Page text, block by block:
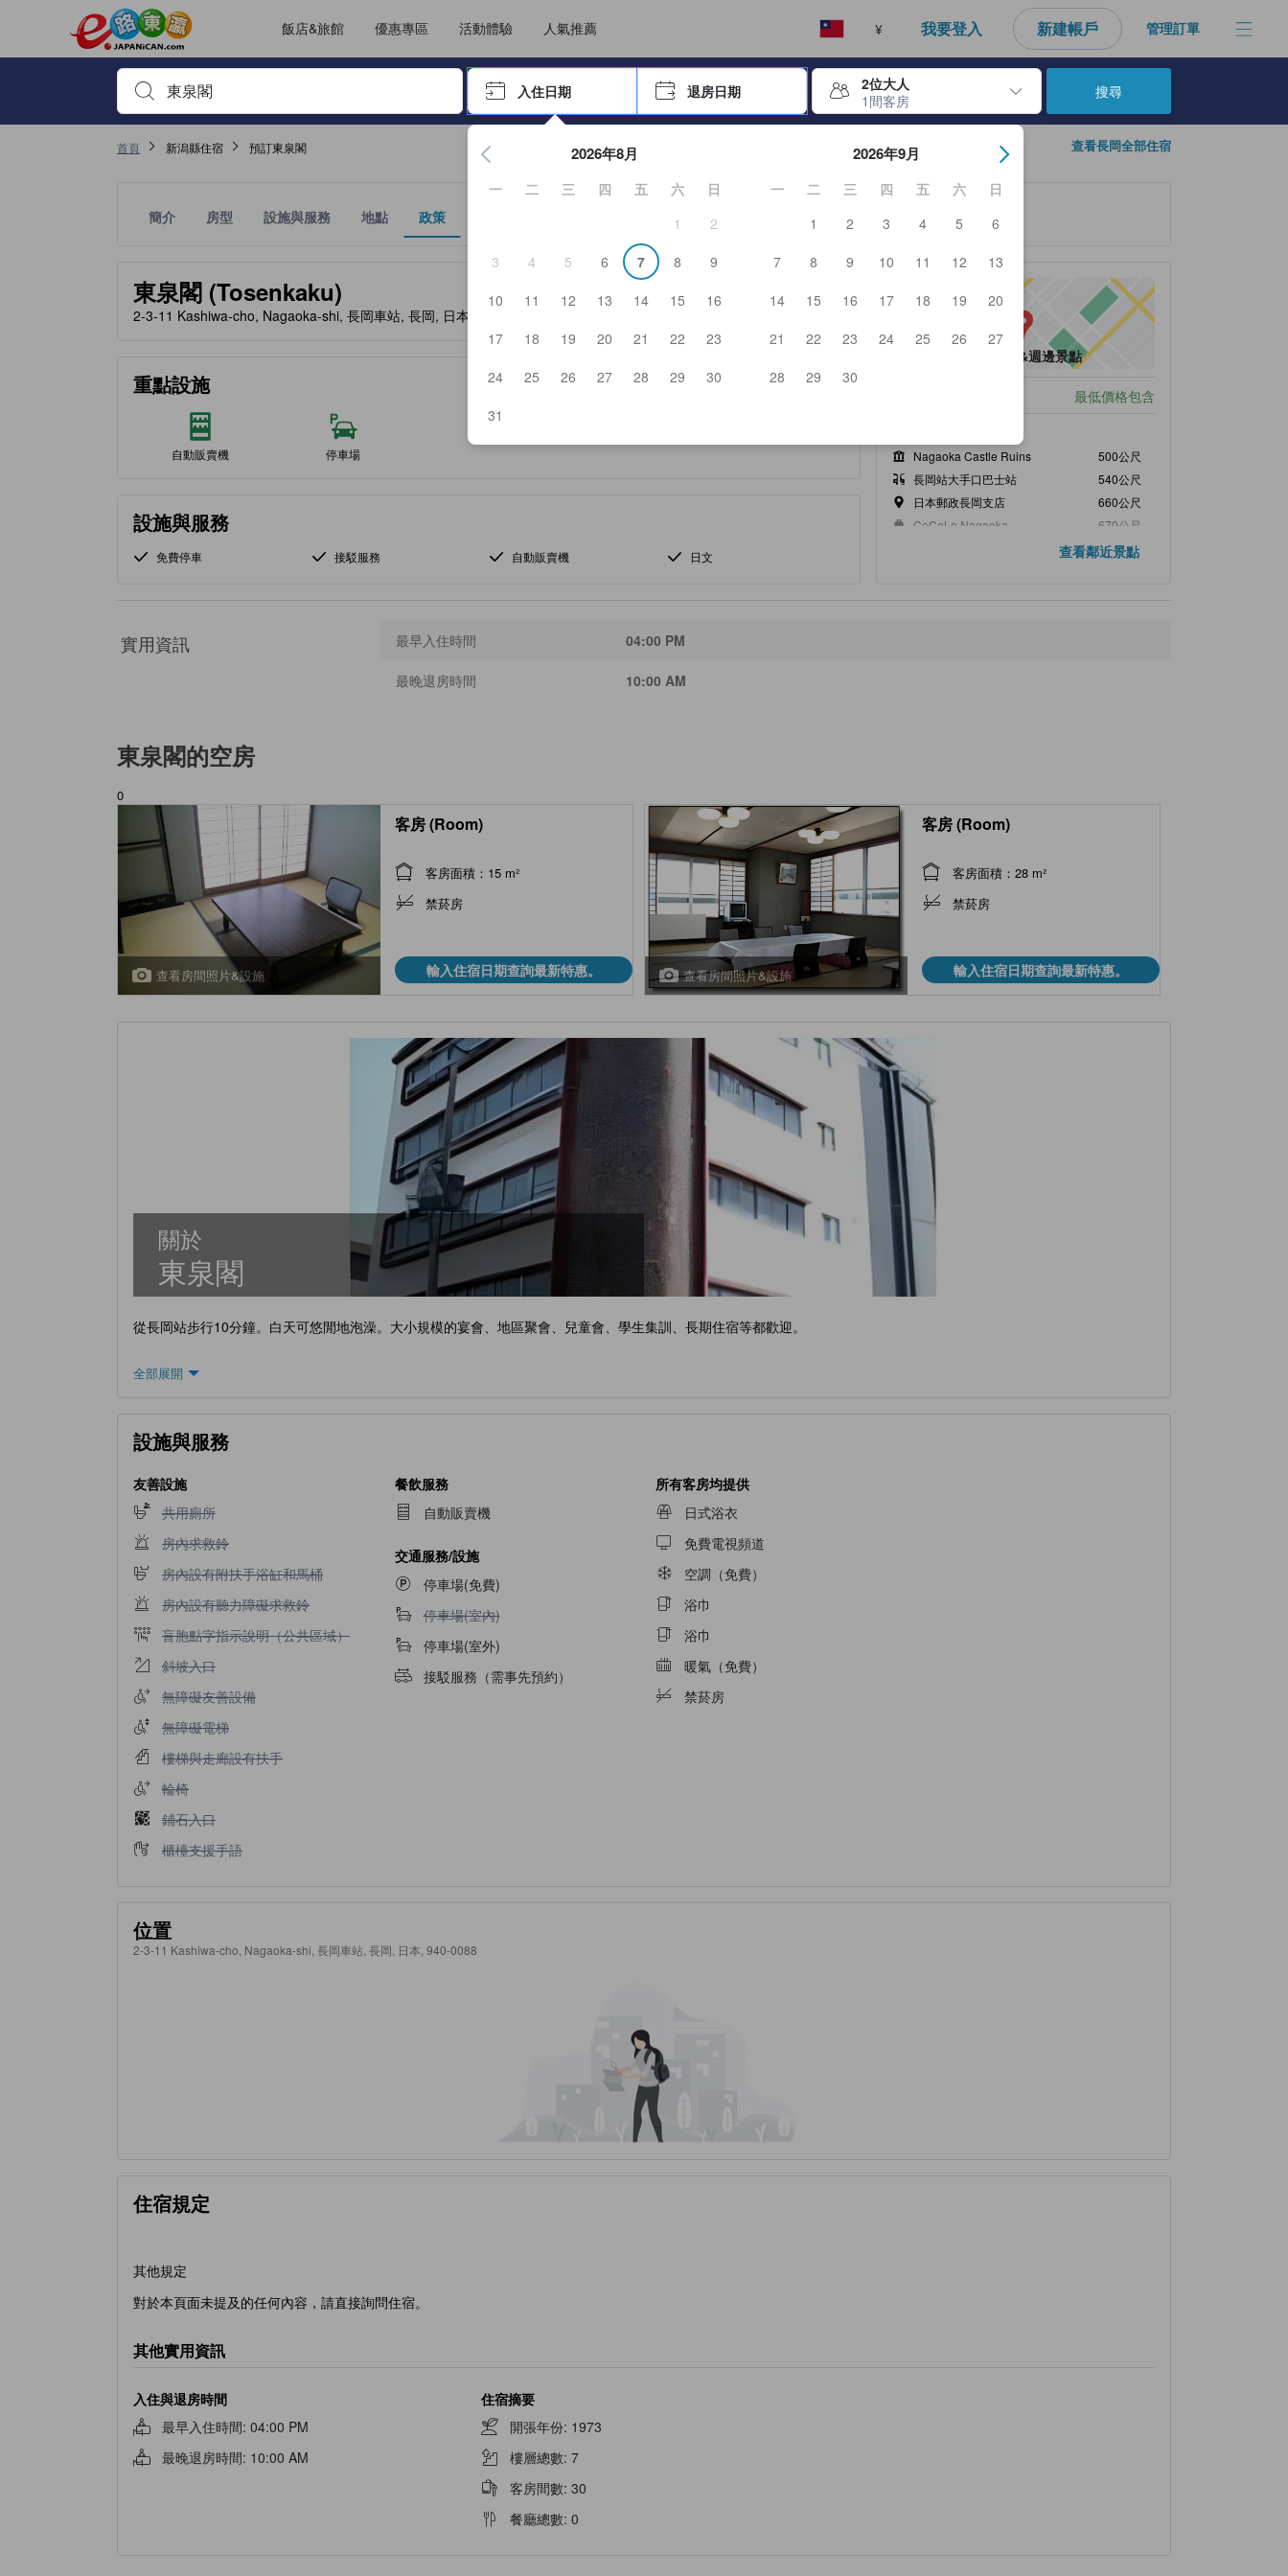
飯店&旅館 優惠專區 活動體驗 人氣推薦 ¥ 我要登入 新建帳戶 管理訂單
輸入住宿名稱或關鍵字查詢，使用上下鍵或Tab鍵移動，並按「Enter」來選擇
入住日期 退房日期
2位大人
1間客房
按Enter鍵開始在日期選擇器中查看。使用方向鍵瀏覽入住和退房日期。使用Enter鍵選擇日期後，將選擇入住日期。重複相同方法以選擇
2026年8月
一 二 三 四 五 六
日
1
2
3
4 5 6 7 8
9
10
11 12 13 14 15
16
17
18 19 20 21 22
23
24
25 26 27 28 29
30
31
2026年9月
一 二 三 四 五 六
日
1
2 3 4 5
6
7
8 9 10 11 12
13
14
15 16 17 18 19
20
21
22 23 24 25 26
27
28
29 30
搜尋
首頁 新潟縣住宿 預訂東泉閣 查看長岡全部住宿
簡介 房型 設施與服務 地點 政策
東泉閣 (Tosenkaku)
tooltip
黃金星等由本站合作夥伴提供，可作為您判斷舒適度、設施與服務項目的參考指標
2-3-11 Kashiwa-cho, Nagaoka-shi, 長岡車站, 長岡, 日本, 940-0088
重點設施
自動販賣機 停車場
設施與服務
免費停車 接駁服務 自動販賣機 日文
查看地圖&週邊景點
最低價格包含
Nagaoka Castle Ruins
500公尺
長岡站大手口巴士站
540公尺
日本郵政長岡支店
660公尺
CoCoLo Nagaoka
670公尺
Nagaoka War Damage Exhibit Hall
690公尺
查看鄰近景點
實用資訊 最早入住時間 04:00 PM
最晚退房時間 10:00 AM
東泉閣的空房
0
查看房間照片&設施
客房 (Room)
客房面積：15 m²
禁菸房
輸入住宿日期查詢最新特惠。 查看房間照片&設施
客房 (Room)
客房面積：28 m²
禁菸房
輸入住宿日期查詢最新特惠。
關於
東泉閣
從長岡站步行10分鐘。白天可悠閒地泡澡。大小規模的宴會、地區聚會、兒童會、學生集訓、長期住宿等都歡迎。
全部展開
設施與服務
友善設施
不提供共用廁所
共用廁所
不提供房內求救鈴
房內求救鈴
不提供房內設有附扶手浴缸和馬桶
房內設有附扶手浴缸和馬桶
不提供房內設有聽力障礙求救鈴
房內設有聽力障礙求救鈴
不提供盲胞點字指示說明（公共區域）
盲胞點字指示說明（公共區域）
不提供斜坡入口
斜坡入口
不提供無障礙友善設備
無障礙友善設備
不提供無障礙電梯
無障礙電梯
不提供樓梯與走廊設有扶手
樓梯與走廊設有扶手
不提供輪椅
輪椅
不提供鋪石入口
鋪石入口
不提供櫃檯支援手語
櫃檯支援手語
餐飲服務
自動販賣機
交通服務/設施
停車場(免費)
不提供停車場(室內)
停車場(室內)
停車場(室外)
接駁服務（需事先預約）
所有客房均提供
日式浴衣
免費電視頻道
空調（免費）
浴巾
浴巾
暖氣（免費）
禁菸房
位置
2-3-11 Kashiwa-cho, Nagaoka-shi, 長岡車站, 長岡, 日本, 940-0088
住宿規定
其他規定
對於本頁面未提及的任何內容，請直接詢問住宿。
其他實用資訊
入住與退房時間
最早入住時間: 04:00 PM
最晚退房時間: 10:00 AM
住宿摘要
開張年份: 1973
樓層總數:7
客房間數:30
餐廳總數:0